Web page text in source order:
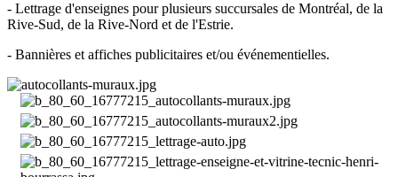
- Lettrage d'enseignes pour plusieurs succursales de Montréal, de la
Rive-Sud, de la Rive-Nord et de l'Estrie.
- Bannières et affiches publicitaires et/ou événementielles.